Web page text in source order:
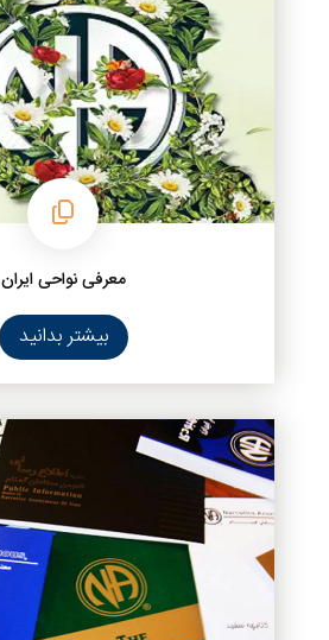
معرفی نواحی ایران
بیشتر بدانید